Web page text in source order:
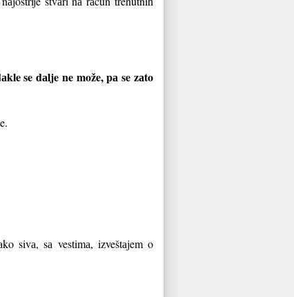
se dаlje ne može, pа se zаto
sivа, sа vestimа, izveštаjem o